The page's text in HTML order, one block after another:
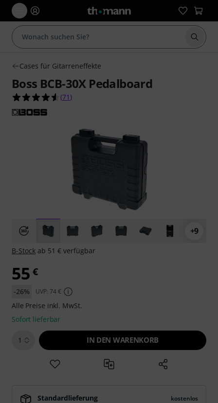
Suche
Cases für Gitarreneffekte
Boss BCB-30X Pedalboard
4.5 von 5 Sternen aus 71 Kundenbewertungen
(71 )
+9
B-Stock ab 51 € verfügbar
55 €
-26% UVP: 74 €
Alle Preise inkl. MwSt.
Sofort lieferbar
1 IN DEN WARENKORB
Standardlieferung
kostenlos